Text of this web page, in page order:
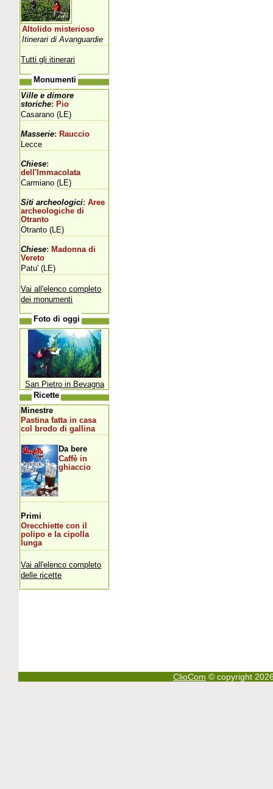
Altolido misterioso
Itinerari di Avanguardie
Tutti gli itinerari
Monumenti
Ville e dimore
storiche: Pio
Casarano (LE)
Masserie: Rauccio
Lecce
Chiese:
dell'Immacolata
Carmiano (LE)
Siti archeologici: Aree
archeologiche di
Otranto
Otranto (LE)
Chiese: Madonna di
Vereto
Patu' (LE)
Vai all'elenco completo
dei monumenti
Foto di oggi
San Pietro in Bevagna
Ricette
Minestre
Pastina fatta in casa
col brodo di gallina
Da bere
Caffè in
ghiaccio
Primi
Orecchiette con il
polipo e la cipolla
lunga
Vai all'elenco completo
delle ricette
ClioCom © copyright